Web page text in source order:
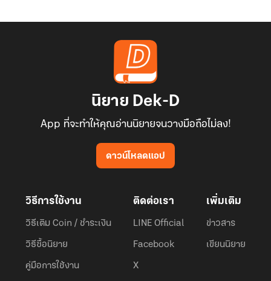
นิยาย Dek-D
App ที่จะทำให้คุณอ่านนิยายจนวางมือถือไม่ลง!
ดาวน์โหลดแอป
วิธีการใช้งาน
วิธีเติม Coin / ชำระเงิน
วิธีซื้อนิยาย
คู่มือการใช้งาน
ติดต่อเรา
LINE Official
Facebook
X
เพิ่มเติม
ข่าวสาร
เขียนนิยาย